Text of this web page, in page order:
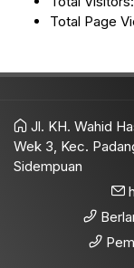
Total Page
Jl. KH. Wahid
Wek 3, Kec.
Sidempuan